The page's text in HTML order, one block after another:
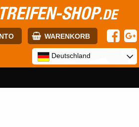
SHOP.DE
WARENKORB
Deutschland